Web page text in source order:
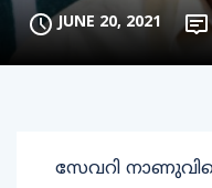
JUNE 20, 2021
സേവറി